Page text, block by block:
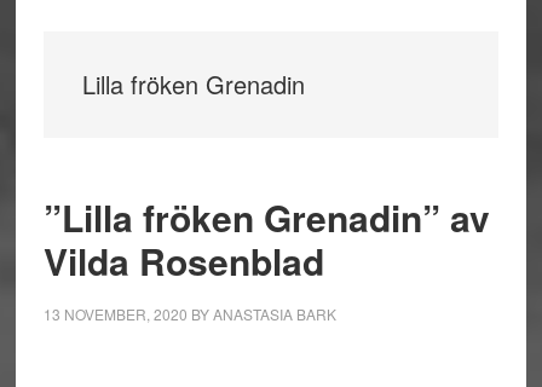
Lilla fröken Grenadin
”Lilla fröken Grenadin” av
Vilda Rosenblad
13 NOVEMBER, 2020 BYANASTASIA BARK